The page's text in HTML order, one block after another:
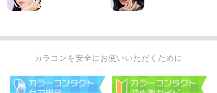
カラコンを安全にお使いいただくために